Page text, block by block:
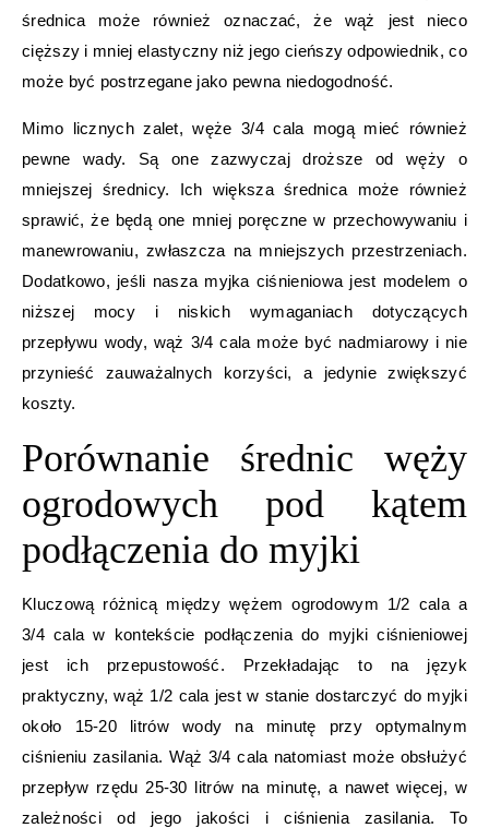
średnica może również oznaczać, że wąż jest nieco
cięższy i mniej elastyczny niż jego cieńszy odpowiednik, co
może być postrzegane jako pewna niedogodność.
Mimo licznych zalet, węże 3/4 cala mogą mieć również
pewne wady. Są one zazwyczaj droższe od węży o
mniejszej średnicy. Ich większa średnica może również
sprawić, że będą one mniej poręczne w przechowywaniu i
manewrowaniu, zwłaszcza na mniejszych przestrzeniach.
Dodatkowo, jeśli nasza myjka ciśnieniowa jest modelem o
niższej mocy i niskich wymaganiach dotyczących
przepływu wody, wąż 3/4 cala może być nadmiarowy i nie
przynieść zauważalnych korzyści, a jedynie zwiększyć
koszty.
Porównanie średnic węży
ogrodowych pod kątem
podłączenia do myjki
Kluczową różnicą między wężem ogrodowym 1/2 cala a
3/4 cala w kontekście podłączenia do myjki ciśnieniowej
jest ich przepustowość. Przekładając to na język
praktyczny, wąż 1/2 cala jest w stanie dostarczyć do myjki
około 15-20 litrów wody na minutę przy optymalnym
ciśnieniu zasilania. Wąż 3/4 cala natomiast może obsłużyć
przepływ rzędu 25-30 litrów na minutę, a nawet więcej, w
zależności od jego jakości i ciśnienia zasilania. To